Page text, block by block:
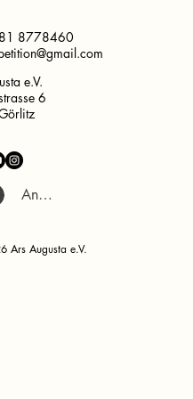
8778460
e.V.
6
Anmelden
Ars Augusta e.V.